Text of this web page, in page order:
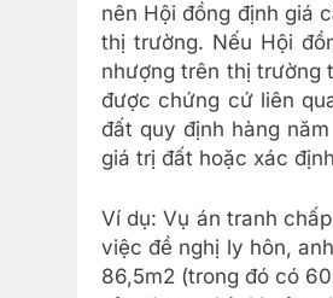
nên Hội đồng định giá
thị trường. Nếu Hội
nhượng trên thị trường
được chứng cứ liên
đất quy định hàng
giá trị đất hoặc xác
Ví dụ: Vụ án tranh
việc đề nghị ly hôn,
86,5m2 (trong đó có